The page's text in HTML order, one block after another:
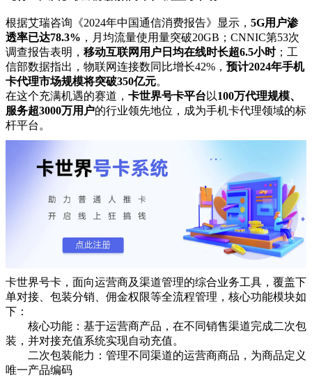
根据艾瑞咨询《2024年中国通信消费报告》显示， 5G用户渗
透率已达78.3% ，月均流量使用量突破20GB；CNNIC第53次
调查报告表明， 移动互联网用户日均在线时长超6.5小时；工
信部数据指出，物联网连接数同比增长42%， 预计2024年手机
卡代理市场规模将突破350亿元。
在这个充满机遇的赛道， 卡世界号卡平台 以100万代理规模、
服务超3000万用户的行业领先地位，成为手机卡代理领域的标
杆平台。
卡世界号卡，面向运营商及渠道管理的综合业务工具，覆盖下
单对接、包装分销、佣金权限等全流程管理，核心功能模块如
下：
核心功能：基于运营商产品，在不同销售渠道完成二次包
装，并对接充值系统实现自动充值。
二次包装能力：管理不同渠道的运营商商品，为商品定义
唯一产品编码